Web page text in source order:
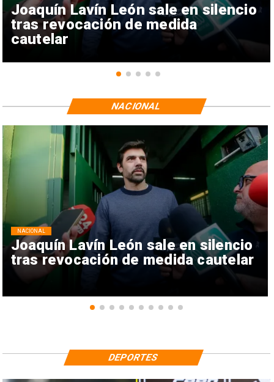
Joaquín Lavín León sale en silencio
tras revocación de medida
cautelar
Joaquín Lavín León sale en silencio
tras revocación de medida cautelar
NACIONAL
NACIONAL
DEPORTES